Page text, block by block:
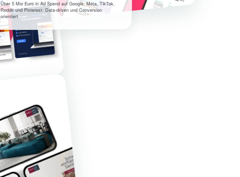
Über 5 Mio Euro in Ad Spend auf Google, Meta, TikTok,
Reddit und Pinterest: Data-driven und Conversion
orientiert.